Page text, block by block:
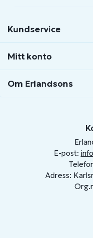
Kundservice
Mitt konto
Om Erlandsons
E-post:
Adress: